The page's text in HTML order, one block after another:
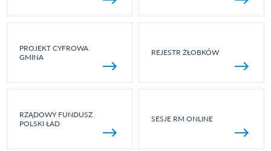
PROJEKT CYFROWA
GMINA
REJESTR ŻŁOBKÓW
RZĄDOWY FUNDUSZ
POLSKI ŁAD
SESJE RM ONLINE